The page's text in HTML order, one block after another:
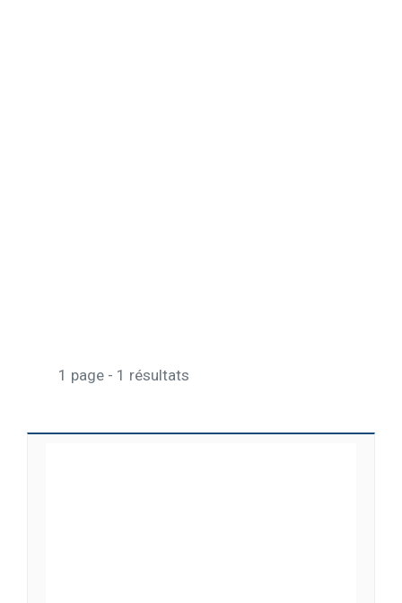
1 page - 1 résultats